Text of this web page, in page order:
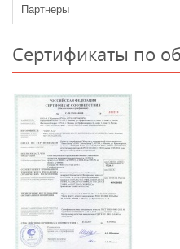
Партнеры
Сертификаты по